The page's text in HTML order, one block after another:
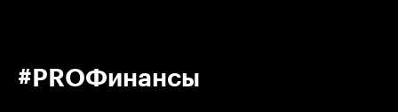
#PROФинансы